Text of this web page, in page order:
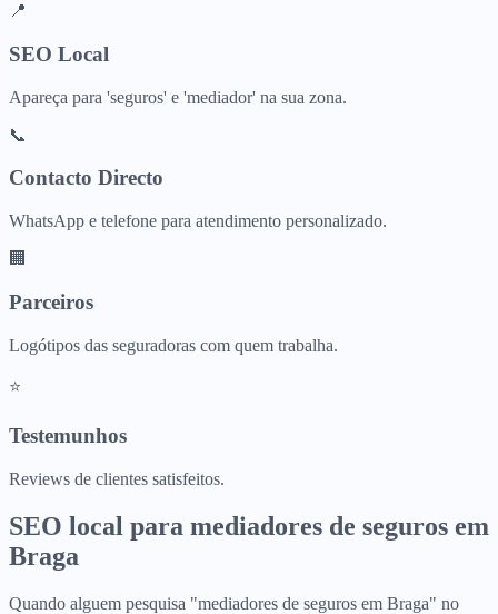
📍
SEO Local
Apareça para 'seguros' e 'mediador' na sua zona.
📞
Contacto Directo
WhatsApp e telefone para atendimento personalizado.
🏢
Parceiros
Logótipos das seguradoras com quem trabalha.
⭐
Testemunhos
Reviews de clientes satisfeitos.
SEO local para mediadores de seguros em
Braga
Quando alguem pesquisa "mediadores de seguros em Braga" no